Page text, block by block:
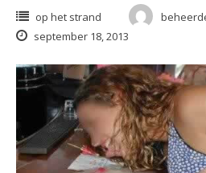
op het strand
september 18, 2013